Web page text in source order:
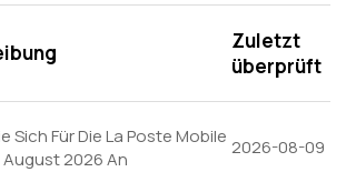
Zuletzt
überprüft
Sich Für Die La Poste Mobile
August 2026 An
2026-08-09